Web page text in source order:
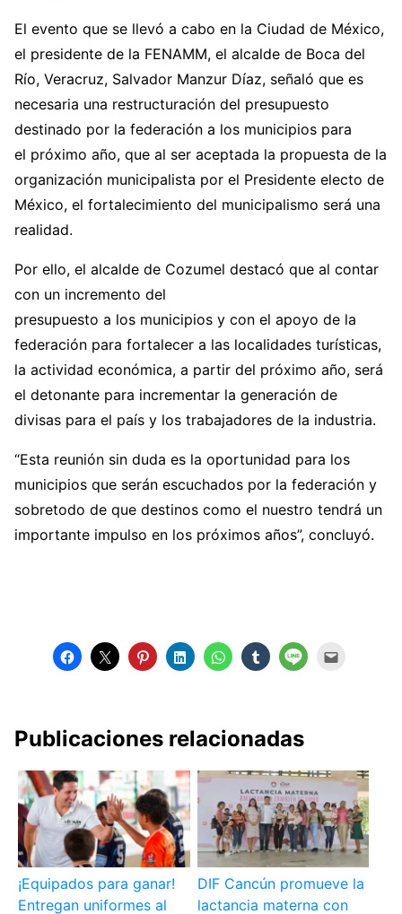
El evento que se llevó a cabo en la Ciudad de México,
el presidente de la FENAMM, el alcalde de Boca del
Río, Veracruz, Salvador Manzur Díaz, señaló que es
necesaria una restructuración del presupuesto
destinado por la federación a los municipios para
el próximo año, que al ser aceptada la propuesta de la
organización municipalista por el Presidente electo de
México, el fortalecimiento del municipalismo será una
realidad.
Por ello, el alcalde de Cozumel destacó que al contar
con un incremento del
presupuesto a los municipios y con el apoyo de la
federación para fortalecer a las localidades turísticas,
la actividad económica, a partir del próximo año, será
el detonante para incrementar la generación de
divisas para el país y los trabajadores de la industria.
“Esta reunión sin duda es la oportunidad para los
municipios que serán escuchados por la federación y
sobretodo de que destinos como el nuestro tendrá un
importante impulso en los próximos años”, concluyó.
Publicaciones relacionadas
¡Equipados para ganar!
Entregan uniformes al
DIF Cancún promueve la
lactancia materna con